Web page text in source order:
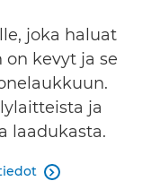
joka haluat
on kevyt ja se
ja
laadukasta.
